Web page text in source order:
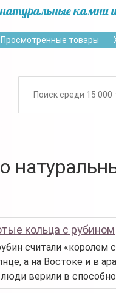
камни
Просмотренные товары
кольца с рубином
считали «королем
а на Востоке и в
верили в